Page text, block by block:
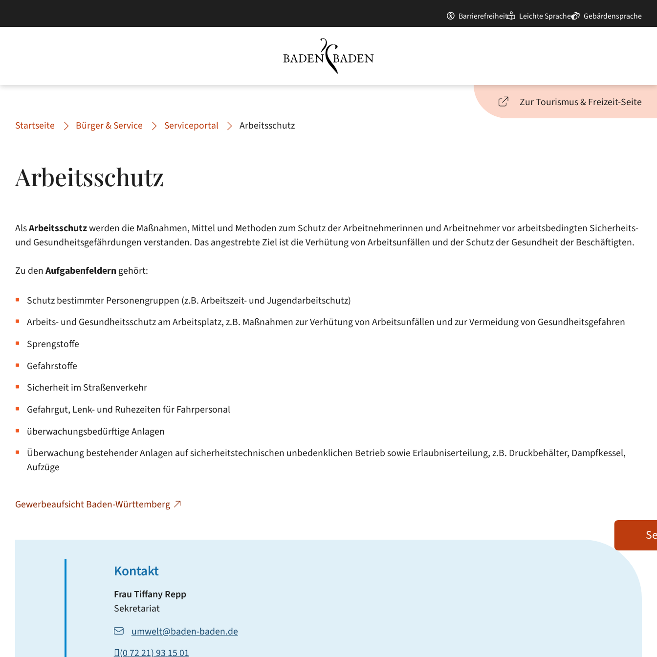
Barrierefreiheit Leichte Sprache Gebärdensprache
Zur Tourismus & Freizeit-Seite
Startseite Bürger & Service Serviceportal Arbeitsschutz
Arbeitsschutz
AlsArbeitsschutzwerden die Maßnahmen, Mittel und Methoden zum Schutz der Arbeitnehmerinnen und Arbeitnehmer vor arbeitsbedingten Sicherheits-
und Gesundheitsgefährdungen verstanden. Das angestrebte Ziel ist die Verhütung von Arbeitsunfällen und der Schutz der Gesundheit der Beschäftigten.
Zu denAufgabenfelderngehört:
Schutz bestimmter Personengruppen (z.B. Arbeitszeit- und Jugendarbeitschutz)
Arbeits- und Gesundheitsschutz am Arbeitsplatz, z.B. Maßnahmen zur Verhütung von Arbeitsunfällen und zur Vermeidung von Gesundheitsgefahren
Sprengstoffe
Gefahrstoffe
Sicherheit im Straßenverkehr
Gefahrgut, Lenk- und Ruhezeiten für Fahrpersonal
überwachungsbedürftige Anlagen
Überwachung bestehender Anlagen auf sicherheitstechnischen unbedenklichen Betrieb sowie Erlaubniserteilung, z.B. Druckbehälter, Dampfkessel,
Aufzüge
Gewerbeaufsicht Baden-Württemberg
Kontakt
FrauTiffanyRepp
Sekretariat
umwelt@baden-baden.de
(07221) 931501